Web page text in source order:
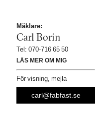
Mäklare:
Carl Borin
Tel: 070-716 65 50
LÄS MER OM MIG
För visning, mejla
carl@fabfast.se